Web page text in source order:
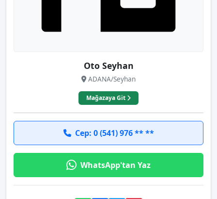
Oto Seyhan
ADANA/Seyhan
Mağazaya Git
Cep: 0 (541) 976 ** **
WhatsApp'tan Yaz